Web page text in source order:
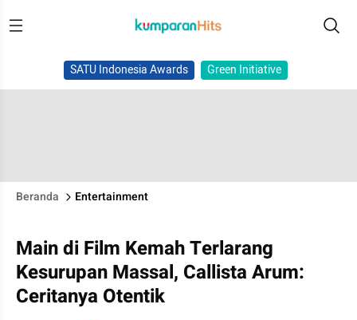
SATU Indonesia Awards Green Initiative
Beranda Entertainment
Main di Film Kemah Terlarang
Kesurupan Massal, Callista Arum:
Ceritanya Otentik